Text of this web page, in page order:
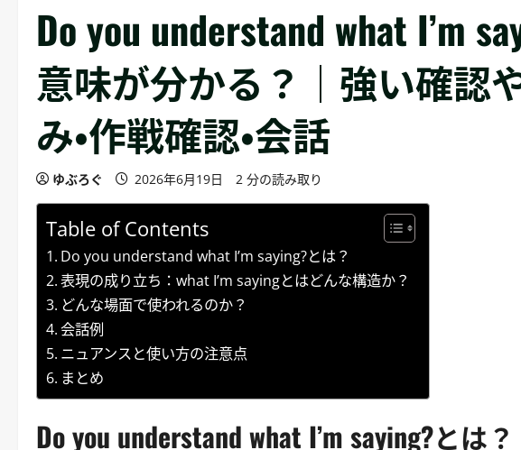
Do you understand what I’m
意味が分かる？｜強い確認
み・作戦確認・会話
ゆぶろぐ 2026年6月19日 2 分の読み取り
Table of Contents
Do you understand what I’m saying?とは？
表現の成り立ち：what I’m sayingとはどんな構造か？
どんな場面で使われるのか？
会話例
ニュアンスと使い方の注意点
まとめ
Do you understand what I’m saying?とは？